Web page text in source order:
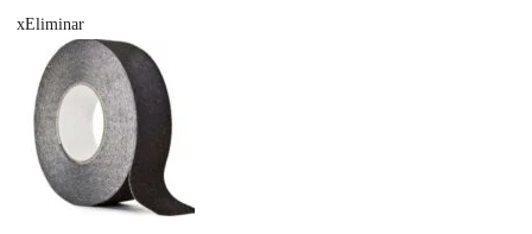
xEliminar